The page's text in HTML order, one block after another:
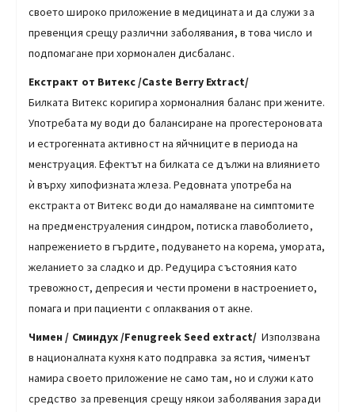
своето широко приложение в медицината и да служи за
превенция срещу различни заболявания, в това число и
подпомагане при хормонален дисбаланс.
Екстракт от Витекс /Caste Berry Extract/
Билката Витекс коригира хормоналния баланс при жените.
Употребата му води до балансиране на прогестероновата
и естрогенната активност на яйчниците в периода на
менструация. Ефектът на билката се дължи на влиянието
ѝ върху хипофизната жлеза. Редовната употреба на
екстракта от Витекс води до намаляване на симптомите
на предменструаления синдром, потиска главоболието,
напрежението в гърдите, подуването на корема, умората,
желанието за сладко и др. Редуцира състояния като
тревожност, депресия и чести промени в настроението,
помага и при пациенти с оплаквания от акне.
Чимен / Сминдух /Fenugreek Seed еxtract/ Използвана
в националната кухня като подправка за ястия, чименът
намира своето приложение не само там, но и служи като
средство за превенция срещу някои заболявания заради